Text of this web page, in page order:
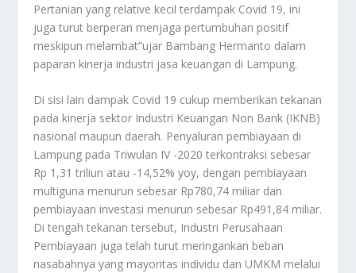
Pertanian yang relative kecil terdampak Covid 19, ini
juga turut berperan menjaga pertumbuhan positif
meskipun melambat”ujar Bambang Hermanto dalam
paparan kinerja industri jasa keuangan di Lampung.
Di sisi lain dampak Covid 19 cukup memberikan tekanan
pada kinerja sektor Industri Keuangan Non Bank (IKNB)
nasional maupun daerah. Penyaluran pembiayaan di
Lampung pada Triwulan IV -2020 terkontraksi sebesar
Rp 1,31 triliun atau -14,52% yoy, dengan pembiayaan
multiguna menurun sebesar Rp780,74 miliar dan
pembiayaan investasi menurun sebesar Rp491,84 miliar.
Di tengah tekanan tersebut, Industri Perusahaan
Pembiayaan juga telah turut meringankan beban
nasabahnya yang mayoritas individu dan UMKM melalui